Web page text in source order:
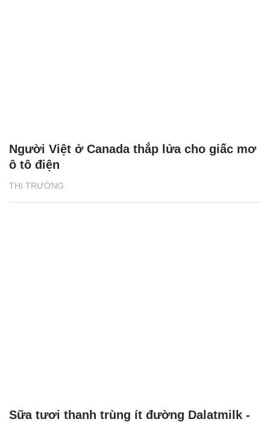
THỊ TRƯỜNG
Người Việt ở Canada thắp lửa cho giấc mơ
ô tô điện
Sữa tươi thanh trùng ít đường Dalatmilk -